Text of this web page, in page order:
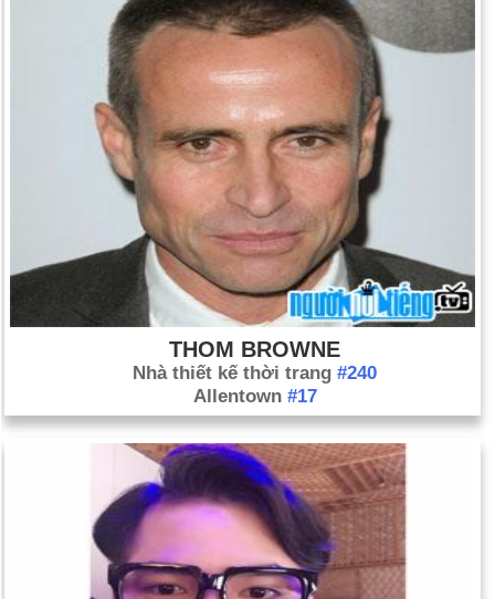
Ngày 16-3 năm 1935:Adolf Hitler đã hủy bỏ các điều khoản
quân sự của Hiệp ước Versailles.
Ngày 16-3 năm 1968:
Vụ thảm sát Mỹ Lai xảy ra ở Việt Nam.
Ngày 16-3 năm 1978:Chính trị gia người Ý Aldo Moro bị Lữ
đoàn Đỏ bắt cóc và sau đó bị sát hại.
Ngày 16-3 năm 1985:
Nhà báo Hoa Kỳ Terry Anderson bị bắt
cóc ở Beirut; ông đã không được thả cho đến ngày 4 tháng 12
năm 1991 sau 2454 ngày bị giam cầm.
Ngày 16-3 năm 1988:Trung tá Oliver L. North và Phó Đô đốc
John M. Poindexter của Hội đồng An ninh Quốc gia bị truy tố
về tội âm mưu lừa gạt Hoa Kỳ vì vai trò của họ trong vụ Iran-
THOM BROWNE
Nhà thiết kế thời trang #240
Allentown #17